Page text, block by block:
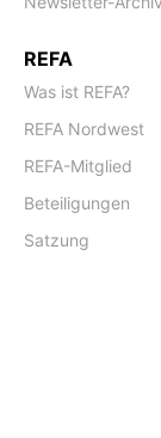
REFA
Was ist REFA?
REFA Nordwest
REFA-Mitglied
Beteiligungen
Satzung